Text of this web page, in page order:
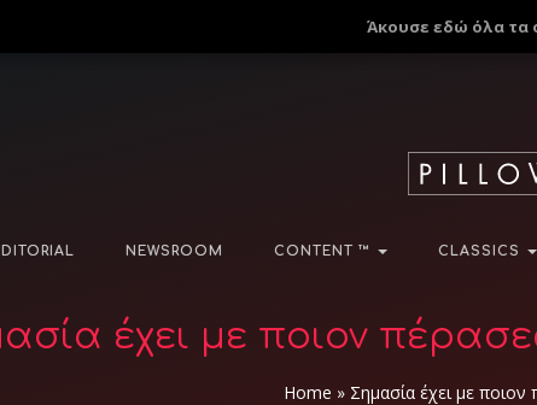
Άκουσε εδώ όλα τα
NEWSROOM CONTENT ™ CLASSICS
έχει με ποιον
Home » Σημασία έχει με ποιον